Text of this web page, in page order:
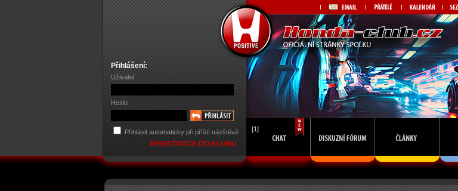
Přihlášení:
Uživatel
Heslo
Přihlásit automaticky při příští návštěvě
REGISTRACE DO KLUBU
[1]